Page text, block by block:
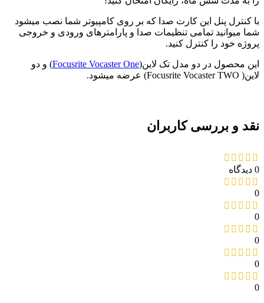
با کنترل پنل این کارت صدا که بر روی کامپیوتر شما نصب میشود
شما میوانید تمامی تنظیمات صدا و پارامترهای ورودی و خروجی
پروژه خود را کنترل کنید.
این محصول در دو مدل تک لاین(Focusrite Vocaster One) و دو
لاین( Focusrite Vocaster TWO) عرضه میشود.
نقد و بررسی کاربران
0 دیدگاه
0
0
0
0
0